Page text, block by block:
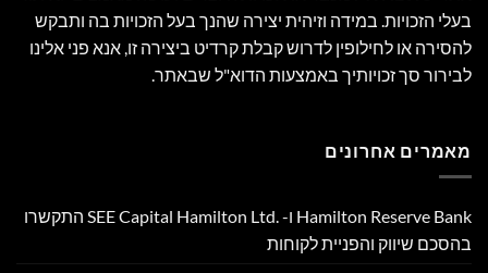
בעלי הזכויות. במידה וזיהית יצירה שהנך בעל הזכויות בה ותבקש
להסירה או לחילופין לדרוש קבלת קרדיט ביצירה זו, אנא פני אלינו
לבירור סך זכויותיך באמצעות הדוא"ל שבאתר.
מאמרים אחרונים
Hamilton Reserve Bank ו- SEE Capital Hamilton Ltd.‎ התקשרו
בהסכם שיווק והפניית לקוחות